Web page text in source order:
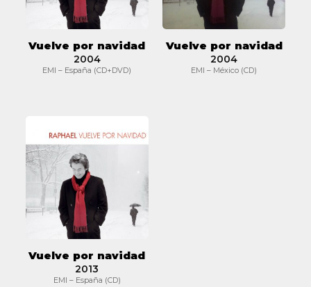
Vuelve por navidad
2004
EMI – España (CD+DVD)
Vuelve por navidad
2004
EMI – México (CD)
por
navidad
Vuelve por navidad
2013
EMI – España (CD)